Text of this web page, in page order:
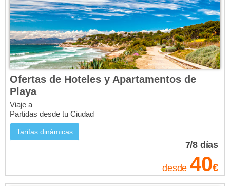
Ofertas de Hoteles y Apartamentos de
Playa
Viaje a
Partidas desde tu Ciudad
Tarifas dinámicas
7/8 días
40€
desde